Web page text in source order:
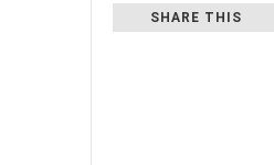
SHARE THIS